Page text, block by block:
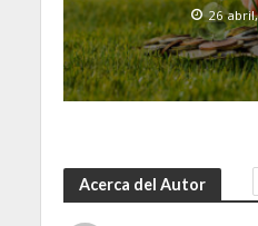
26
Acerca del Autor